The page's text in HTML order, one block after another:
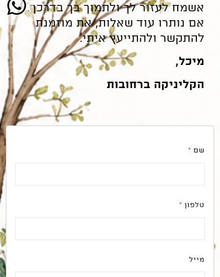
אשמח לעזור לך ולתמוך בך בדרכך.
אם נותרו עוד שאלות, את מוזמנת
להתקשר ולהתייעץ איתי.
מיכל,
הקליניקה ברחובות
שם *
טלפון *
מייל